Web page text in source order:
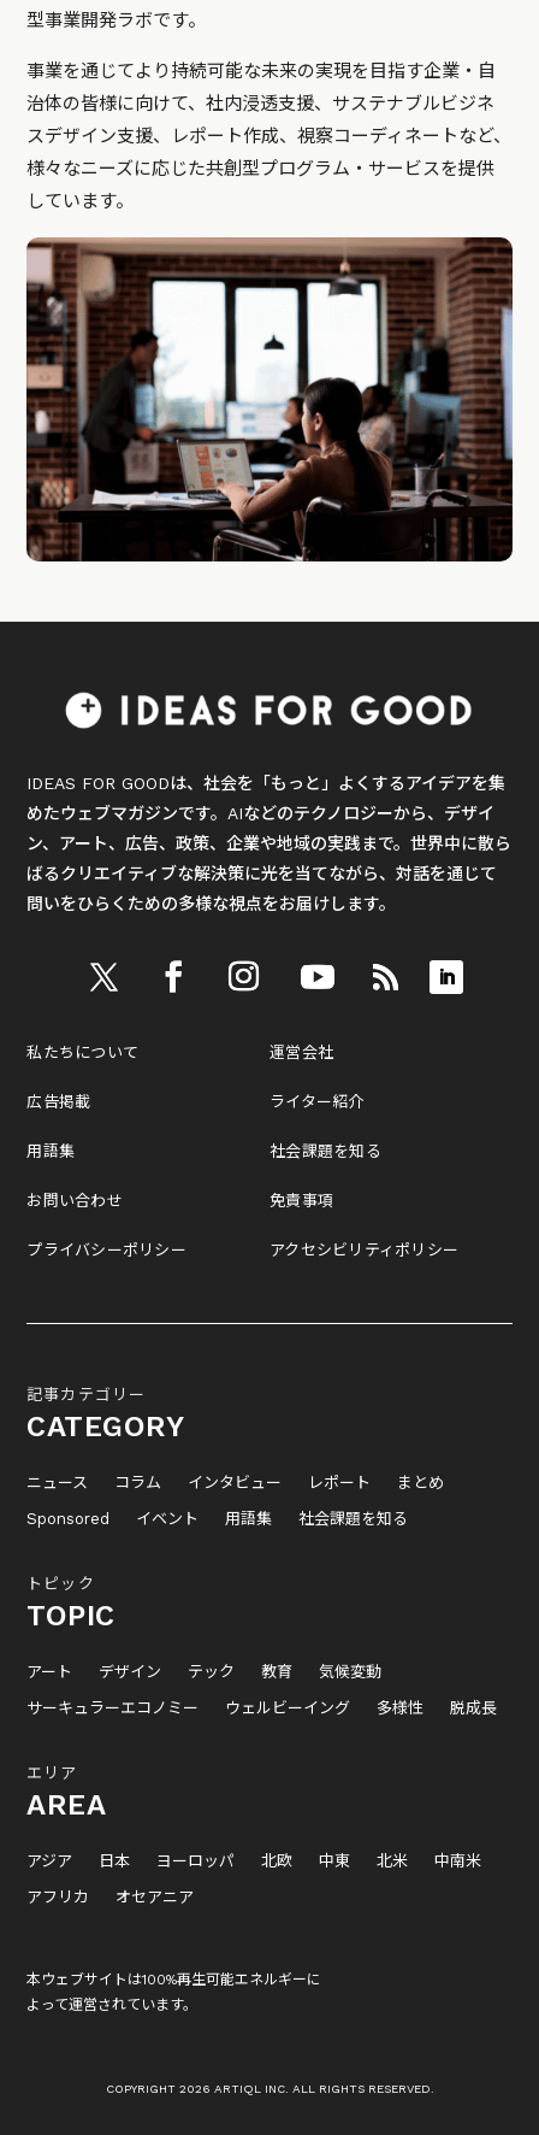
型事業開発ラボです。
事業を通じてより持続可能な未来の実現を目指す企業・自
治体の皆様に向けて、社内浸透支援、サステナブルビジネ
スデザイン支援、レポート作成、視察コーディネートなど、
様々なニーズに応じた共創型プログラム・サービスを提供
しています。
IDEAS FOR GOODは、社会を「もっと」よくするアイデアを集
めたウェブマガジンです。AIなどのテクノロジーから、デザイ
ン、アート、広告、政策、企業や地域の実践まで。世界中に散ら
ばるクリエイティブな解決策に光を当てながら、対話を通じて
問いをひらくための多様な視点をお届けします。
私たちについて
広告掲載
用語集
お問い合わせ
プライバシーポリシー
運営会社
ライター紹介
社会課題を知る
免責事項
アクセシビリティポリシー
記事カテゴリー
CATEGORY
ニュース コラム インタビュー レポート
まとめ
Sponsored
イベント 用語集 社会課題を知る
トピック
TOPIC
アート デザイン テック 教育
気候変動
サーキュラーエコノミー
ウェルビーイング 多様性 脱成長
エリア
AREA
アジア 日本 ヨーロッパ 北欧 中東 北米
中南米
アフリカ
オセアニア
本ウェブサイトは100%再生可能エネルギーに
よって運営されています。
COPYRIGHT 2026 ARTIQL INC. ALL RIGHTS RESERVED.